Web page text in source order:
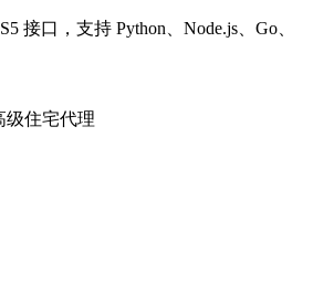
接口，支持 Python、Node.js、Go、
级住宅代理